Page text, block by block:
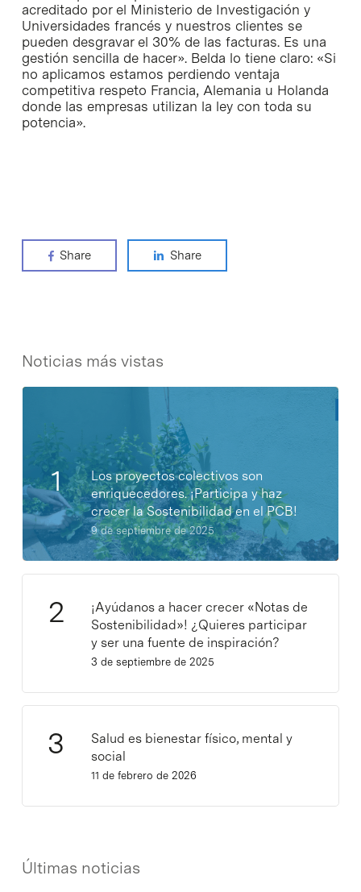
acreditado por el Ministerio de Investigación y
Universidades francés y nuestros clientes se
pueden desgravar el 30% de las facturas. Es una
gestión sencilla de hacer». Belda lo tiene claro: «Si
no aplicamos estamos perdiendo ventaja
competitiva respeto Francia, Alemania u Holanda
donde las empresas utilizan la ley con toda su
potencia».
Share Share
Noticias más vistas
Los proyectos colectivos son
enriquecedores. ¡Participa y haz
crecer la Sostenibilidad en el PCB!
9 de septiembre de 2025
¡Ayúdanos a hacer crecer «Notas de
Sostenibilidad»! ¿Quieres participar
y ser una fuente de inspiración?
3 de septiembre de 2025
Salud es bienestar físico, mental y
social
11 de febrero de 2026
Últimas noticias